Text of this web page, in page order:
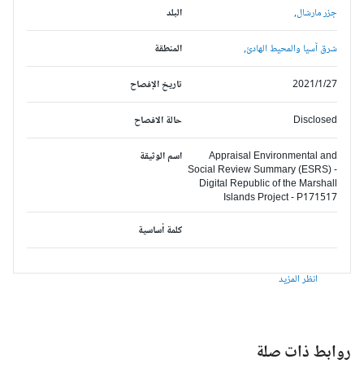
البلد جزر مارشال,
المنطقة شرق آسيا والمحيط الهادئ,
تاريخ الإفصاح 2021/1/27
حالة الافصاح Disclosed
اسم الوثيقة
Appraisal Environmental and
Social Review Summary (ESRS) -
Digital Republic of the Marshall
Islands Project - P171517
كلمة أساسية
انظر المزيد
روابط ذات صلة